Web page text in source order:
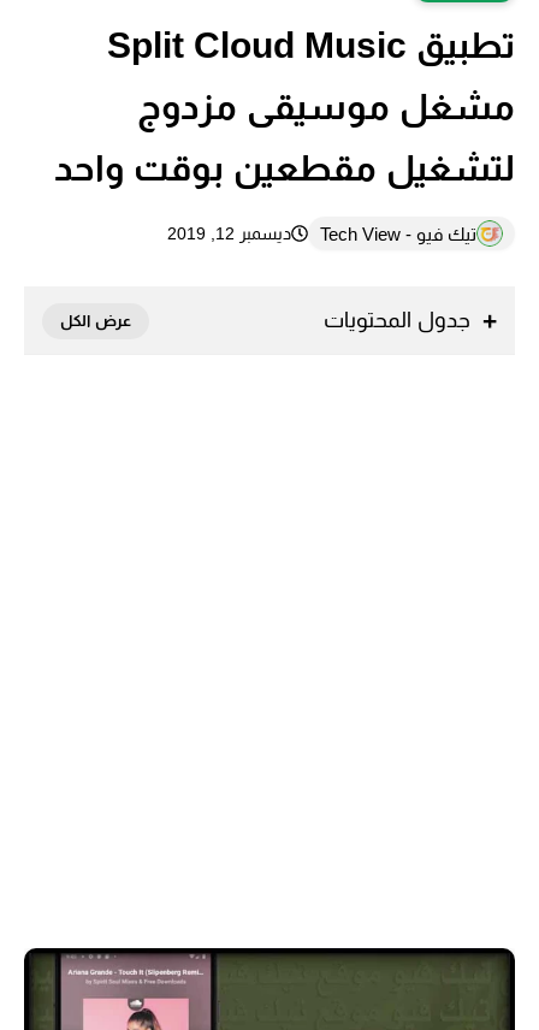
تطبيق Split Cloud Music
مشغل موسيقى مزدوج
لتشغيل مقطعين بوقت واحد
تيك فيو - Tech View ديسمبر 12, 2019
جدول المحتويات